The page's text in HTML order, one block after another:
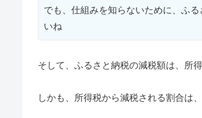
でも、仕組みを知らないために、ふ
いね
そして、ふるさと納税の減税額は、所
しかも、所得税から減税される割合は